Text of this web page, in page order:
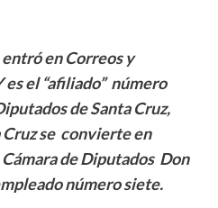
en Correos y
el “afiliado” número
de Santa Cruz,
se convierte en
de Diputados Don
número siete.